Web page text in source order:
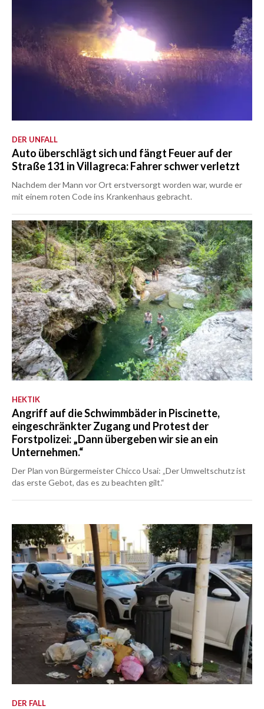
DER UNFALL
Auto überschlägt sich und fängt Feuer auf der
Straße 131 in Villagreca: Fahrer schwer verletzt
Nachdem der Mann vor Ort erstversorgt worden war, wurde er
mit einem roten Code ins Krankenhaus gebracht.
HEKTIK
Angriff auf die Schwimmbäder in Piscinette,
eingeschränkter Zugang und Protest der
Forstpolizei: „Dann übergeben wir sie an ein
Unternehmen.“
Der Plan von Bürgermeister Chicco Usai: „Der Umweltschutz ist
das erste Gebot, das es zu beachten gilt.“
DER FALL